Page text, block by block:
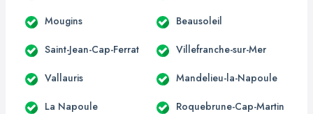
Mougins Beausoleil
Saint-Jean-Cap-Ferrat Villefranche-sur-Mer
Vallauris Mandelieu-la-Napoule
La Napoule Roquebrune-Cap-Martin